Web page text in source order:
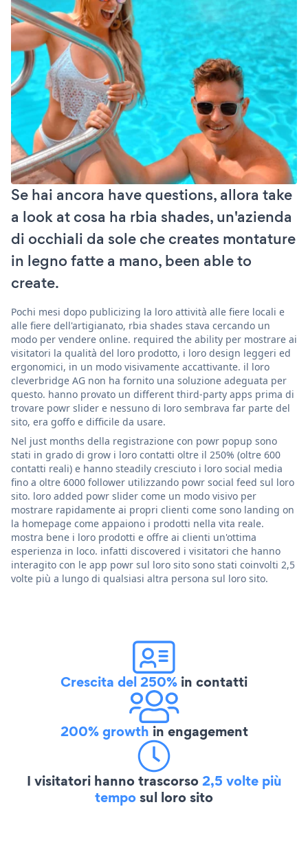
Se hai ancora have questions, allora take
a look at cosa ha rbia shades, un'azienda
di occhiali da sole che creates montature
in legno fatte a mano, been able to
create.
Pochi mesi dopo publicizing la loro attività alle fiere locali e
alle fiere dell'artigianato, rbia shades stava cercando un
modo per vendere online. required the ability per mostrare ai
visitatori la qualità del loro prodotto, i loro design leggeri ed
ergonomici, in un modo visivamente accattivante. il loro
cleverbridge AG non ha fornito una soluzione adeguata per
questo. hanno provato un different third-party apps prima di
trovare powr slider e nessuno di loro sembrava far parte del
sito, era goffo e difficile da usare.
Nel just months della registrazione con powr popup sono
stati in grado di grow i loro contatti oltre il 250% (oltre 600
contatti reali) e hanno steadily cresciuto i loro social media
fino a oltre 6000 follower utilizzando powr social feed sul loro
sito. loro added powr slider come un modo visivo per
mostrare rapidamente ai propri clienti come sono landing on
la homepage come appaiono i prodotti nella vita reale.
mostra bene i loro prodotti e offre ai clienti un'ottima
esperienza in loco. infatti discovered i visitatori che hanno
interagito con le app powr sul loro sito sono stati coinvolti 2,5
volte più a lungo di qualsiasi altra persona sul loro sito.
Crescita del 250% in contatti
200% growth in engagement
I visitatori hanno trascorso2,5 volte più
temposul loro sito